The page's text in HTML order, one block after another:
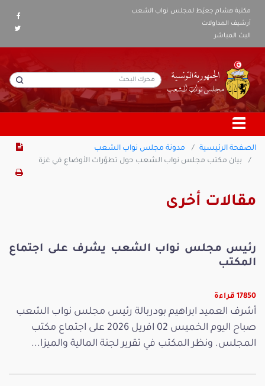
مكتبة هشام جعيّط لمجلس نواب الشعب
أرشيف المداولات
البث المباشر
الصفحة الرئيسية
مدونة مجلس نواب الشعب
بيان مكتب مجلس نواب الشعب حول تطوّرات الأوضاع في غزة
مقالات أخرى
رئيس مجلس نواب الشعب يشرف على اجتماع
المكتب
17850 قراءة
أشرف العميد ابراهيم بودربالة رئيس مجلس نواب الشعب
صباح اليوم الخميس 02 افريل 2026 على اجتماع مكتب
المجلس. ونظر المكتب في تقرير لجنة المالية والميزا...